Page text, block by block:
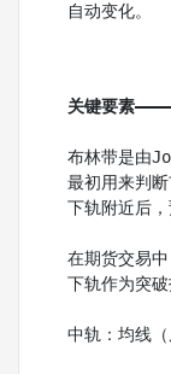
自动变化。
关键要素
布林带是由
最初用来判
下轨附近后，
在期货交易
下轨作为突
中轨：均线（